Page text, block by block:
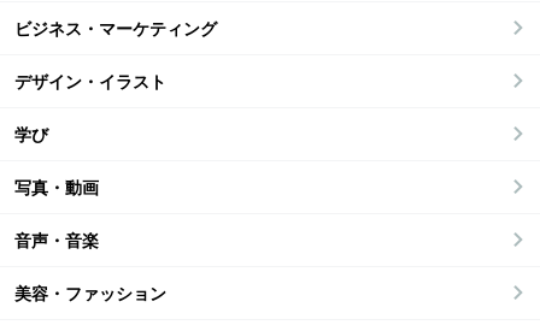
ビジネス・マーケティング
デザイン・イラスト
学び
写真・動画
音声・音楽
美容・ファッション